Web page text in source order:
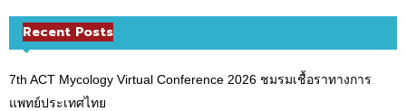
Recent Posts
7th ACT Mycology Virtual Conference 2026 ชมรมเชื้อราทางการ
แพทย์ประเทศไทย